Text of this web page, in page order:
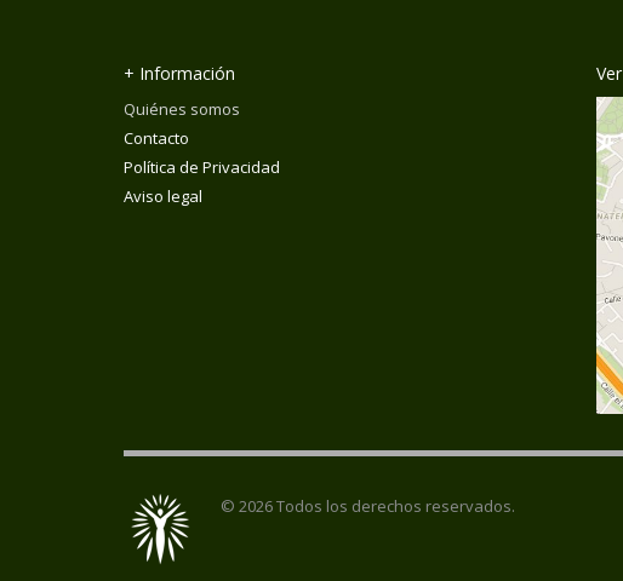
+ Información
Quiénes somos
Contacto
Política de Privacidad
Aviso legal
© 2026 Todos los derechos reservados.